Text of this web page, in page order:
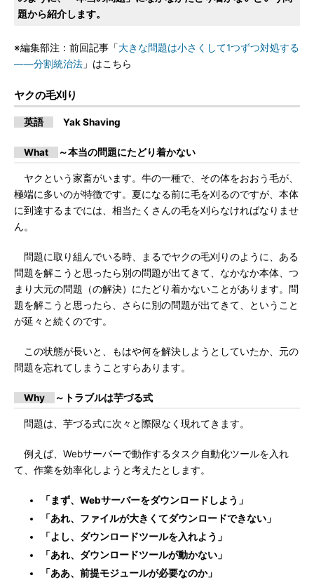
題から紹介します。
※編集部注：前回記事「大きな問題は小さくして1つずつ対処する
――分割統治法 」はこちら
ヤクの毛刈り
英語 Yak Shaving
What ～本当の問題にたどり着かない
ヤクという家畜がいます。牛の一種で、その体をおおう毛が、
極端に多いのが特徴です。夏になる前に毛を刈るのですが、本体
に到達するまでには、相当たくさんの毛を刈らなければなりませ
ん。
問題に取り組んでいる時、まるでヤクの毛刈りのように、ある
問題を解こうと思ったら別の問題が出てきて、なかなか本体、つ
まり大元の問題（の解決）にたどり着かないことがあります。問
題を解こうと思ったら、さらに別の問題が出てきて、ということ
が延々と続くのです。
この状態が長いと、もはや何を解決しようとしていたか、元の
問題を忘れてしまうことすらあります。
Why ～トラブルは芋づる式
問題は、芋づる式に次々と際限なく現れてきます。
例えば、Webサーバーで動作するタスク自動化ツールを入れ
て、作業を効率化しようと考えたとします。
「まず、Webサーバーをダウンロードしよう」
「あれ、ファイルが大きくてダウンロードできない」
「よし、ダウンロードツールを入れよう」
「あれ、ダウンロードツールが動かない」
「ああ、前提モジュールが必要なのか」